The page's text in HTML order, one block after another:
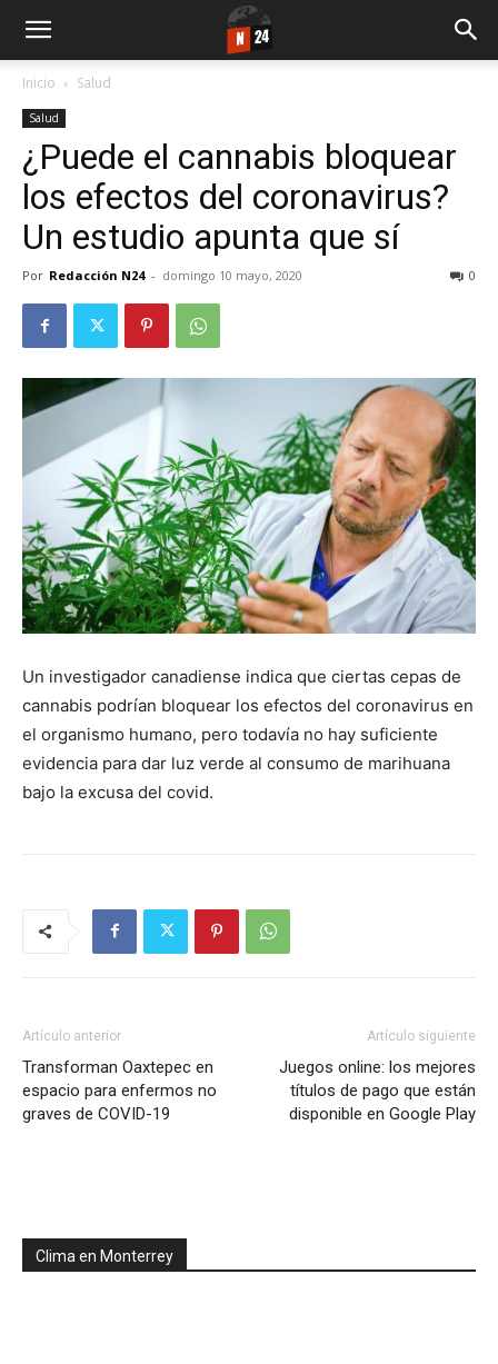
Inicio Salud
Salud
¿Puede el cannabis bloquear
los efectos del coronavirus?
Un estudio apunta que sí
Por Redacción N24 - domingo 10 mayo, 2020 0
Un investigador canadiense indica que ciertas cepas de
cannabis podrían bloquear los efectos del coronavirus en
el organismo humano, pero todavía no hay suficiente
evidencia para dar luz verde al consumo de marihuana
bajo la excusa del covid.
Artículo anterior
Transforman Oaxtepec en
espacio para enfermos no
graves de COVID-19
Artículo siguiente
Juegos online: los mejores
títulos de pago que están
disponible en Google Play
Clima en Monterrey